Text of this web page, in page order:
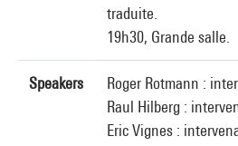
traduite.
19h30, Grande salle.
Speakers
Roger Rotmann :
Raul Hilberg :
Eric Vignes :